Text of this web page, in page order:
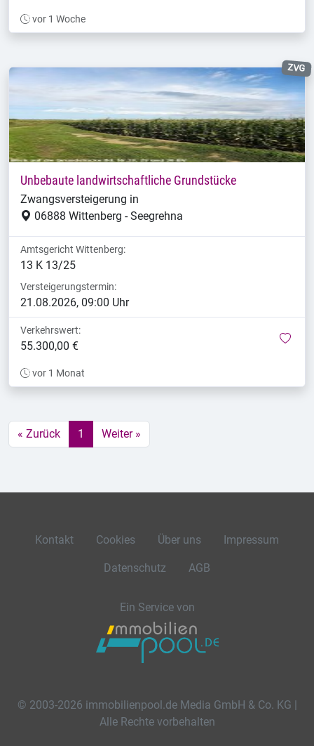
vor 1 Woche
ZVG
Unbebaute landwirtschaftliche Grundstücke
Zwangsversteigerung in
06888 Wittenberg - Seegrehna
Amtsgericht Wittenberg:
13 K 13/25
Versteigerungstermin:
21.08.2026, 09:00 Uhr
Verkehrswert:
55.300,00 €
vor 1 Monat
« Zurück 1 Weiter »
Kontakt Cookies Über uns Impressum
Datenschutz AGB
Ein Service von
© 2003-2026 immobilienpool.de Media GmbH & Co. KG |
Alle Rechte vorbehalten